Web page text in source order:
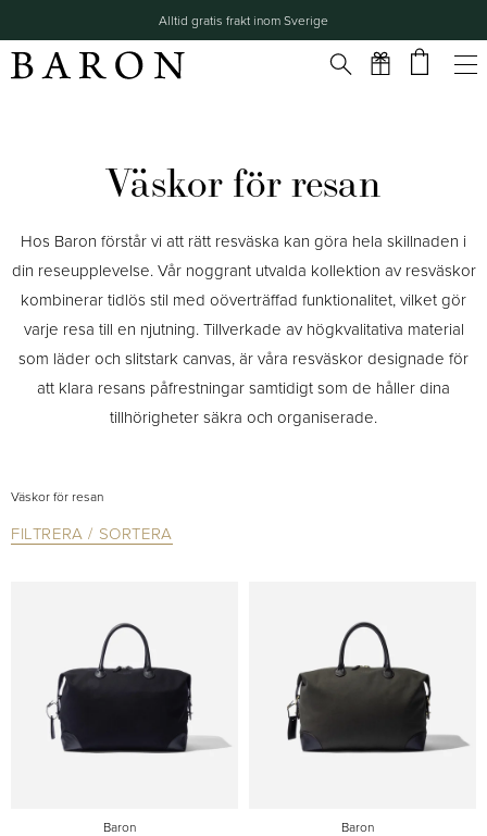
Alltid gratis frakt inom Sverige
Väskor för resan
Hos Baron förstår vi att rätt resväska kan göra hela skillnaden i
din reseupplevelse. Vår noggrant utvalda kollektion av resväskor
kombinerar tidlös stil med oöverträffad funktionalitet, vilket gör
varje resa till en njutning. Tillverkade av högkvalitativa material
som läder och slitstark canvas, är våra resväskor designade för
att klara resans påfrestningar samtidigt som de håller dina
tillhörigheter säkra och organiserade.
Väskor för resan
FILTRERA / SORTERA
Baron Baron